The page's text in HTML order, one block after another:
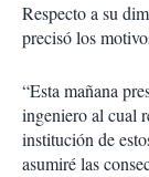
Respecto a su
precisó los
“Esta mañana
ingeniero al cual
institución de
asumiré las